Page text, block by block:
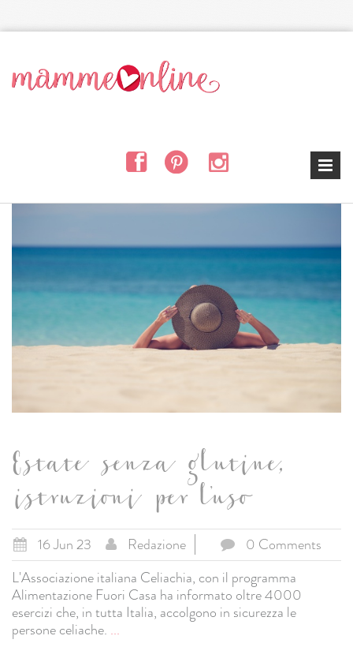
Estate senza glutine,
istruzioni per l’uso
16 Jun 23 Redazione
0 Comments
L'Associazione italiana Celiachia, con il programma
Alimentazione Fuori Casa ha informato oltre 4000
esercizi che, in tutta Italia, accolgono in sicurezza le
persone celiache. ...